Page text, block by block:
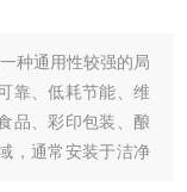
种通用性较强的局
靠、低耗节能、维
品、彩印包装、酿
，通常安装于洁净